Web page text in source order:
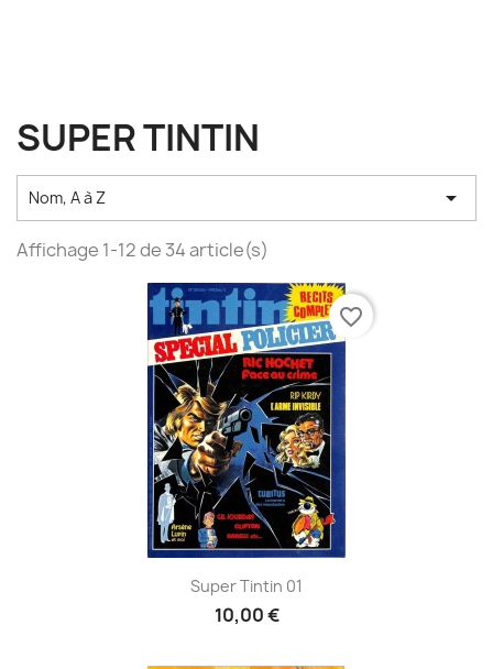
SUPER TINTIN
Nom, A à Z 
Affichage 1-12 de 34 article(s)
Super Tintin 01
10,00 €
favorite_border